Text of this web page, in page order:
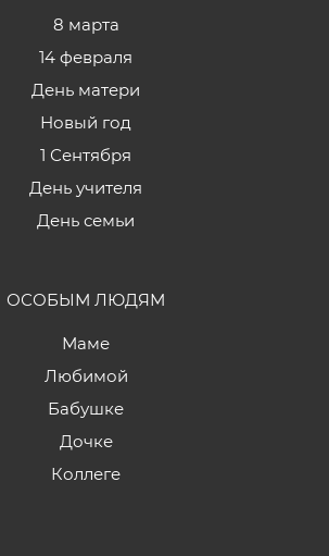
8 марта
14 февраля
День матери
Новый год
1 Сентября
День учителя
День семьи
ОСОБЫМ ЛЮДЯМ
Маме
Любимой
Бабушке
Дочке
Коллеге